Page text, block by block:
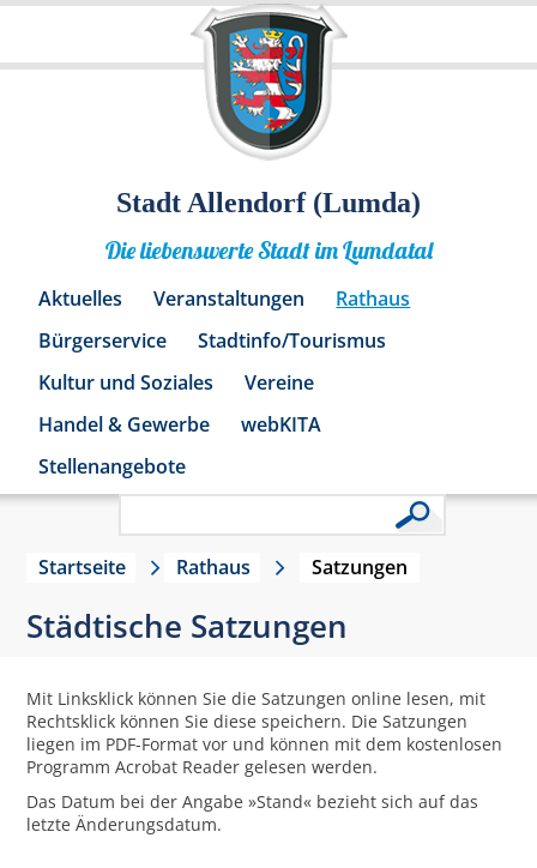
Stadt Allendorf (Lumda)
Die liebenswerte Stadt im Lumdatal
Aktuelles Veranstaltungen
Rathaus
Bürgerservice
Stadtinfo/Tourismus
Kultur und Soziales
Vereine
Handel & Gewerbe
webKITA
Stellenangebote
Startseite Rathaus Satzungen
Städtische Satzungen
Mit Linksklick können Sie die Satzungen online lesen, mit
Rechtsklick können Sie diese speichern. Die Satzungen
liegen im PDF-Format vor und können mit dem kostenlosen
Programm Acrobat Reader gelesen werden.
Das Datum bei der Angabe »Stand« bezieht sich auf das
letzte Änderungsdatum.